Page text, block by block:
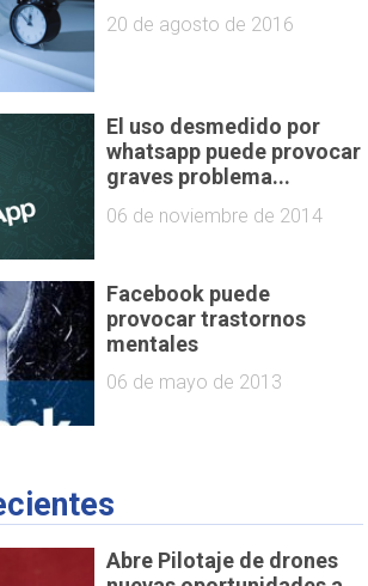
20 de agosto de 2016
El uso desmedido por
whatsapp puede provocar
graves problema...
06 de noviembre de 2014
Facebook puede
provocar trastornos
mentales
06 de mayo de 2013
Abre Pilotaje de drones